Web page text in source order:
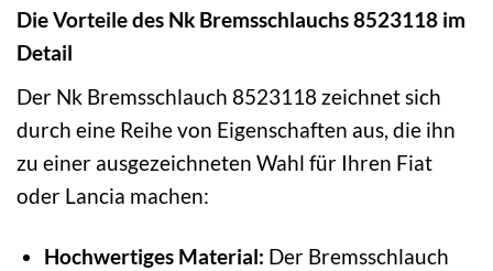
Die Vorteile des Nk Bremsschlauchs 8523118 im
Detail
Der Nk Bremsschlauch 8523118 zeichnet sich
durch eine Reihe von Eigenschaften aus, die ihn
zu einer ausgezeichneten Wahl für Ihren Fiat
oder Lancia machen:
Hochwertiges Material: Der Bremsschlauch